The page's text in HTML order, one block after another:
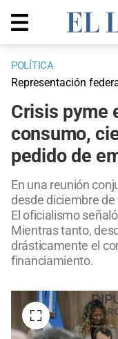
POLÍTICA
Representación
Crisis pyme
consumo,
pedido de
En una reunión
desde diciembre
El oficialismo
Mientras tanto,
drásticamente el
financiamiento.